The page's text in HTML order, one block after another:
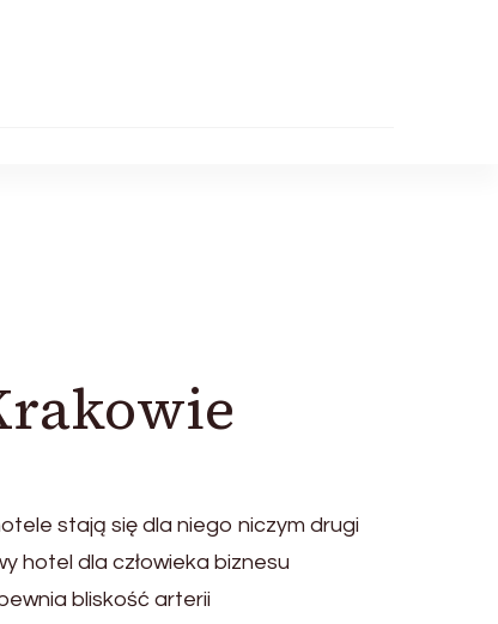
stają się dla niego niczym drugi
hotel dla człowieka biznesu
bliskość arterii